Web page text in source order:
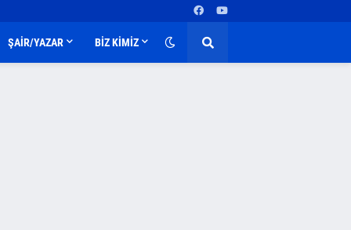
ŞAİR/YAZAR BİZ KİMİZ